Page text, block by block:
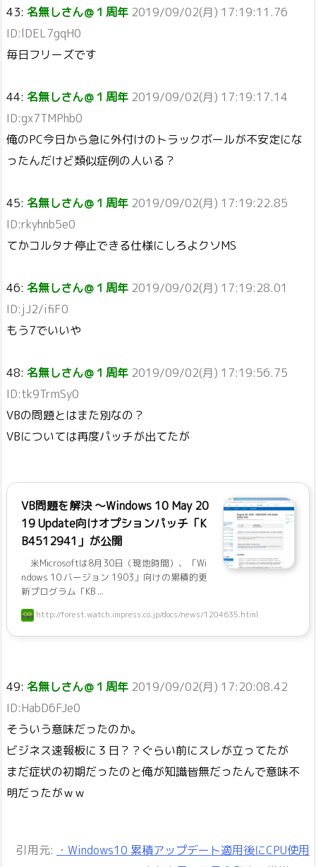
43: 名無しさん＠１周年 2019/09/02(月) 17:19:11.76
ID:lDEL7gqH0
毎日フリーズです
44: 名無しさん＠１周年 2019/09/02(月) 17:19:17.14
ID:gx7TMPhb0
俺のPC今日から急に外付けのトラックボールが不安定にな
ったんだけど類似症例の人いる？
45: 名無しさん＠１周年 2019/09/02(月) 17:19:22.85
ID:rkyhnb5e0
てかコルタナ停止できる仕様にしろよクソMS
46: 名無しさん＠１周年 2019/09/02(月) 17:19:28.01
ID:jJ2/ifiF0
もう7でいいや
48: 名無しさん＠１周年 2019/09/02(月) 17:19:56.75
ID:tk9TrmSy0
VBの問題とはまた別なの？
VBについては再度パッチが出てたが
VB問題を解決 ～Windows 10 May 20
19 Update向けオプションパッチ「K
B4512941」が公開
米Microsoftは8月30日（現地時間）、「Wi
ndows 10 バージョン 1903」向けの累積的更
新プログラム「KB ...
http://forest.watch.impress.co.jp/docs/news/1204635.html
49: 名無しさん＠１周年 2019/09/02(月) 17:20:08.42
ID:HabD6FJe0
そういう意味だったのか。
ビジネス速報板に３日？？ぐらい前にスレが立ってたが
まだ症状の初期だったのと俺が知識皆無だったんで意味不
明だったがｗｗ
引用元: ・Windows10 累積アップデート適用後にCPU使用